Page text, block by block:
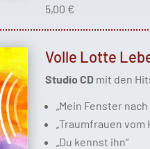
5,00 €
Volle Lotte
Studio CD mit den
„Mein Fenster nach
„Traumfrauen vom
„Du kennst ihn“